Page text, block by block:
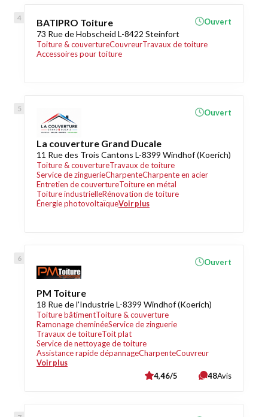
BATIPRO Toiture
73 Rue de Hobscheid L-8422 Steinfort
Toiture & couvertureCouvreurTravaux de toiture
Accessoires pour toiture
Ouvert
La couverture Grand Ducale
11 Rue des Trois Cantons L-8399 Windhof (Koerich)
Toiture & couvertureTravaux de toiture
Service de zinguerieCharpenteCharpente en acier
Entretien de couvertureToiture en métal
Toiture industrielleRénovation de toiture
Énergie photovoltaïqueVoir plus
Ouvert
PM Toiture
18 Rue de l'Industrie L-8399 Windhof (Koerich)
Toiture bâtimentToiture & couverture
Ramonage cheminéeService de zinguerie
Travaux de toitureToit plat
Service de nettoyage de toiture
Assistance rapide dépannageCharpenteCouvreur
Voir plus
Ouvert
4,46/5 48Avis